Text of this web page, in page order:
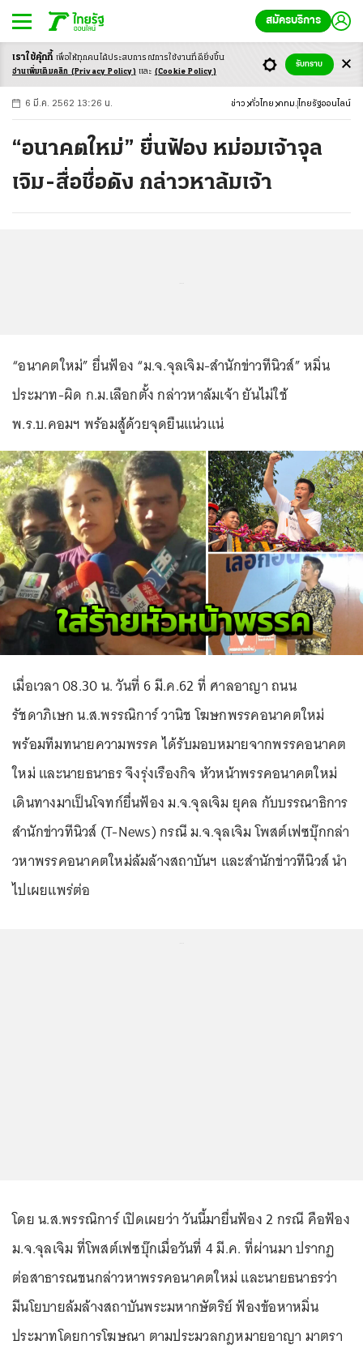
สมัครบริการ
-ก ก ก+
6 มี.ค. 2562 13:26 น. ข่าว ทั่วไทย กทม. ไทยรัฐออนไลน์
“อนาคตใหม่” ยื่นฟ้อง หม่อมเจ้าจุล
เจิม-สื่อชื่อดัง กล่าวหาล้มเจ้า
“อนาคตใหม่” ยื่นฟ้อง “ม.จ.จุลเจิม-สำนักข่าวทีนิวส์” หมิ่น
ประมาท-ผิด ก.ม.เลือกตั้ง กล่าวหาล้มเจ้า ยันไม่ใช้
พ.ร.บ.คอมฯ พร้อมสู้ด้วยจุดยืนแน่วแน่
เมื่อเวลา 08.30 น. วันที่ 6 มี.ค.62 ที่ ศาลอาญา ถนน
รัชดาภิเษก น.ส.พรรณิการ์ วานิช โฆษกพรรคอนาคตใหม่
พร้อมทีมทนายความพรรค ได้รับมอบหมายจากพรรคอนาคต
ใหม่ และนายธนาธร จึงรุ่งเรืองกิจ หัวหน้าพรรคอนาคตใหม่
เดินทางมาเป็นโจทก์ยื่นฟ้อง ม.จ.จุลเจิม ยุคล กับบรรณาธิการ
สำนักข่าวทีนิวส์ (T-News) กรณี ม.จ.จุลเจิม โพสต์เฟซบุ๊กกล่า
วหาพรรคอนาคตใหม่ล้มล้างสถาบันฯ และสำนักข่าวทีนิวส์ นำ
ไปเผยแพร่ต่อ
โดย น.ส.พรรณิการ์ เปิดเผยว่า วันนี้มายื่นฟ้อง 2 กรณี คือฟ้อง
ม.จ.จุลเจิม ที่โพสต์เฟซบุ๊กเมื่อวันที่ 4 มี.ค. ที่ผ่านมา ปรากฏ
ต่อสาธารณชนกล่าวหาพรรคอนาคตใหม่ และนายธนาธรว่า
มีนโยบายล้มล้างสถาบันพระมหากษัตริย์ ฟ้องข้อหาหมิ่น
ประมาทโดยการโฆษณา ตามประมวลกฎหมายอาญา มาตรา
เราใช้คุ้กกี้ เพื่อให้ทุกคนได้ประสบการณ์การใช้งานที่ดียิ่งขึ้น
อ่านเพิ่มเติมคลิก (Privacy Policy) และ (Cookie Policy)
รับทราบ